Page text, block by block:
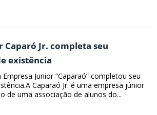
Caparó Jr. completa seu
existência
Junior “Caparaó” completou seu
Caparaó Jr. é uma empresa júnior
de uma associação de alunos do...